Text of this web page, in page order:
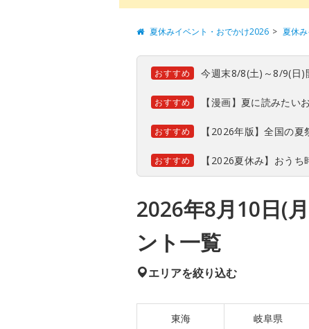
夏休みイベント・おでかけ2026 夏休
おすすめ 今週末8/8(土)～8/9(日)
おすすめ 【漫画】夏に読みたい
おすすめ 【2026年版】全国の
おすすめ 【2026夏休み】おう
2026年8月10日(
ント一覧
エリアを絞り込む
東海 岐阜県